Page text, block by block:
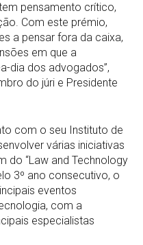
pensamento crítico,
Com este prémio,
a pensar fora da caixa,
em que a
dia dos advogados”,
do júri e Presidente
com o seu Instituto de
várias iniciativas
do “Law and Technology
3º ano consecutivo, o
eventos
com a
especialistas